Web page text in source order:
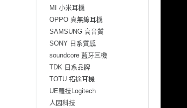
MI 小米耳機
OPPO 真無線耳機
SAMSUNG 高音質
SONY 日系質感
soundcore 藍牙耳機
TDK 日系品牌
TOTU 拓途耳機
UE羅技Logitech
人因科技